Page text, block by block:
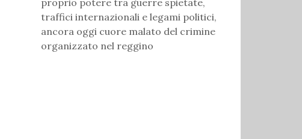
proprio potere tra guerre spietate,
traffici internazionali e legami politici,
ancora oggi cuore malato del crimine
organizzato nel reggino